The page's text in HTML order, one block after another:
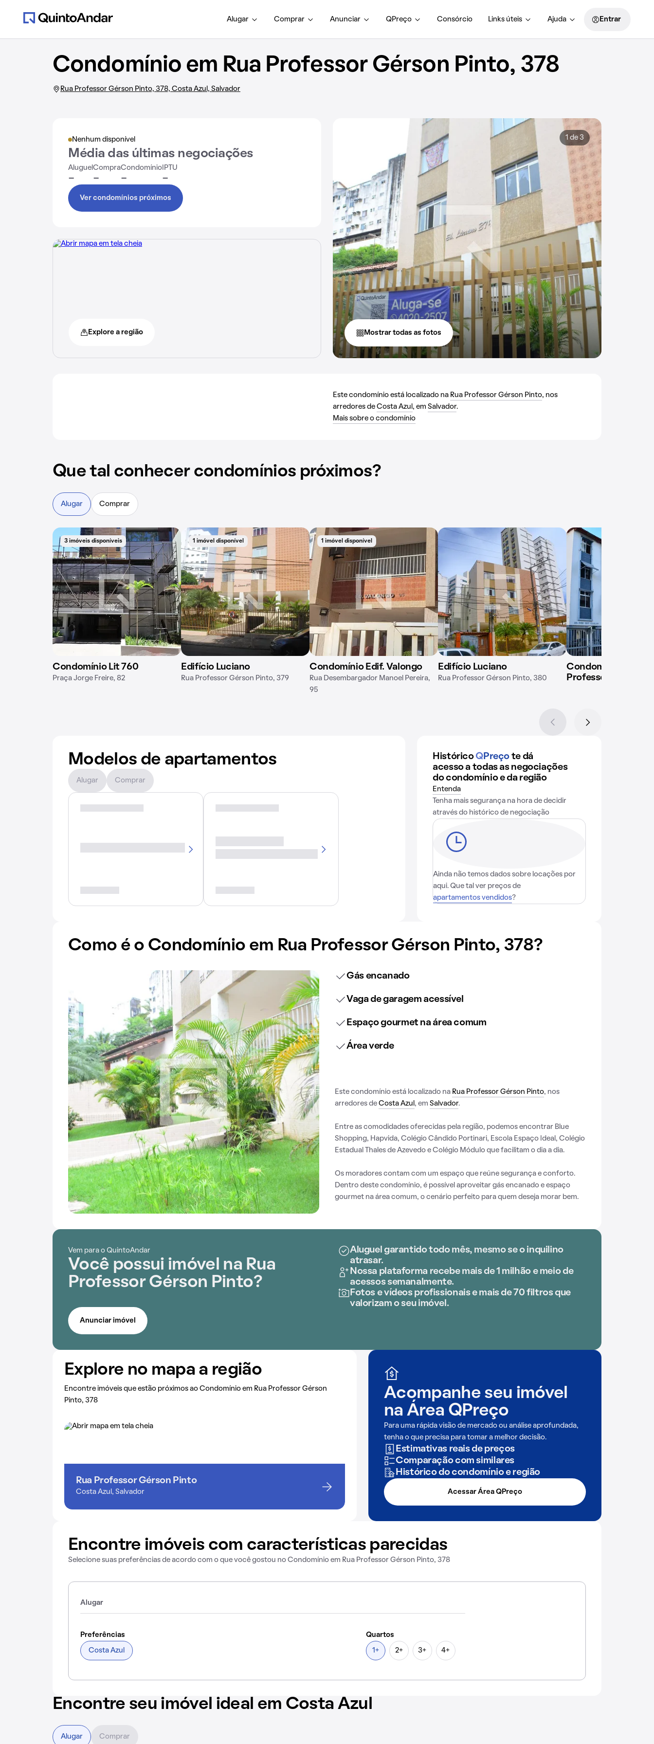
Alugar Comprar Anunciar QPreço Consórcio Links úteis Ajuda Entrar
Condomínio em Rua Professor Gérson Pinto, 378
Rua Professor Gérson Pinto, 378, Costa Azul, Salvador
Nenhum disponível
Média das últimas negociações
Aluguel
-
Compra
-
Condomínio
-
IPTU
-
Ver condomínios próximos
Explore a região
1 de 3
Mostrar todas as fotos
Este condomínio está localizado na Rua Professor Gérson Pinto, nos
arredores de Costa Azul , em Salvador.
Mais sobre o condomínio
Que tal conhecer condomínios próximos?
Alugar Comprar
3 imóveis disponíveis
Condomínio Lit 760
Praça Jorge Freire, 82
1 imóvel disponível
Edifício Luciano
Rua Professor Gérson Pinto, 379
1 imóvel disponível
Condomínio Edif. Valongo
Rua Desembargador Manoel Pereira,
95
Edifício Luciano
Rua Professor Gérson Pinto, 380
Condomínio em Rua
Professor Clóvis
Modelos de apartamentos
Alugar Comprar
Histórico QPreço te dá
acesso a todas as negociações
do condomínio e da região
Entenda
Tenha mais segurança na hora de decidir
através do histórico de negociação
Ainda não temos dados sobre locações por
aqui. Que tal ver preços de
apartamentos vendidos?
Como é o Condomínio em Rua Professor Gérson Pinto, 378?
Gás encanado
Vaga de garagem acessível
Espaço gourmet na área comum
Área verde
Este condomínio está localizado na Rua Professor Gérson Pinto, nos
arredores de Costa Azul , em Salvador.
Entre as comodidades oferecidas pela região, podemos encontrar Blue
Shopping, Hapvida, Colégio Cândido Portinari, Escola Espaço Ideal, Colégio
Estadual Thales de Azevedo e Colégio Módulo que facilitam o dia a dia.
Os moradores contam com um espaço que reúne segurança e conforto.
Dentro deste condomínio, é possível aproveitar gás encanado e espaço
gourmet na área comum, o cenário perfeito para quem deseja morar bem.
Vem para o QuintoAndar
Você possui imóvel na Rua
Professor Gérson Pinto?
Aluguel garantido todo mês, mesmo se o inquilino
atrasar.
Nossa plataforma recebe mais de 1 milhão e meio de
acessos semanalmente.
Fotos e vídeos profissionais e mais de 70 filtros que
valorizam o seu imóvel.
Anunciar imóvel
Explore no mapa a região
Encontre imóveis que estão próximos ao Condomínio em Rua Professor Gérson
Pinto, 378
Rua Professor Gérson Pinto
Costa Azul, Salvador
Acompanhe seu imóvel
naÁrea QPreço
Para uma rápida visão de mercado ou análise aprofundada,
tenha o que precisa para tomar a melhor decisão.
Estimativas reais de preços
Comparação com similares
Histórico do condomínio e região
Acessar Área QPreço
Encontre imóveis com características parecidas
Selecione suas preferências de acordo com o que você gostou no Condomínio em Rua Professor Gérson Pinto, 378
Alugar
Preferências
Costa Azul
Quartos
1+ 2+ 3+ 4+
Encontre seu imóvel ideal em Costa Azul
Alugar Comprar